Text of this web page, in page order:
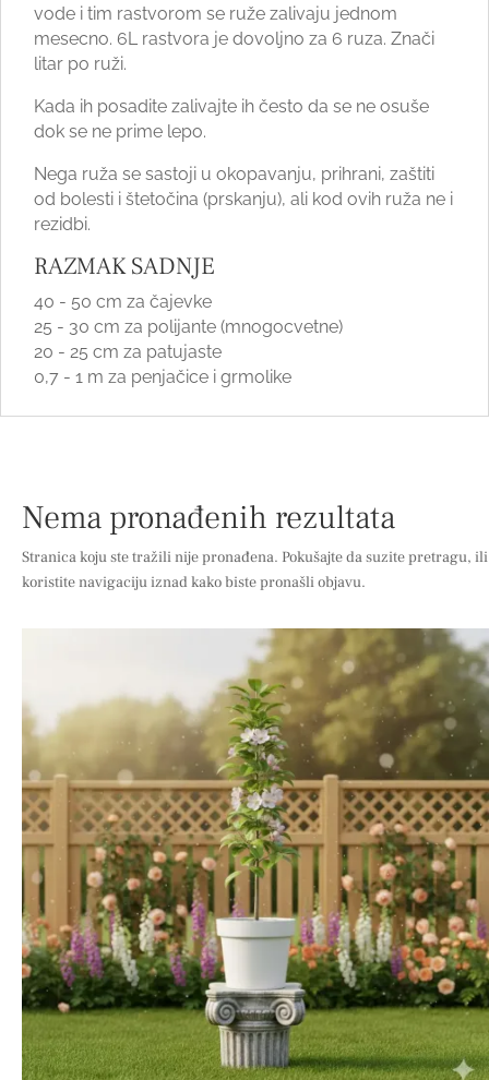
vode i tim rastvorom se ruže zalivaju jednom
mesecno. 6L rastvora je dovoljno za 6 ruza. Znači
litar po ruži.
Kada ih posadite zalivajte ih često da se ne osuše
dok se ne prime lepo.
Nega ruža se sastoji u okopavanju, prihrani, zaštiti
od bolesti i štetočina (prskanju), ali kod ovih ruža ne i
rezidbi.
RAZMAK SADNJE
40 - 50 cm za čajevke
25 - 30 cm za polijante (mnogocvetne)
20 - 25 cm za patujaste
0,7 - 1 m za penjačice i grmolike
Nema pronađenih rezultata
Stranica koju ste tražili nije pronađena. Pokušajte da suzite pretragu, ili
koristite navigaciju iznad kako biste pronašli objavu.